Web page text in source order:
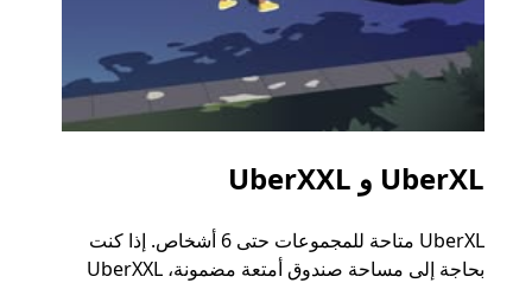
UberXL و UberXXL
UberXL متاحة للمجموعات حتى 6 أشخاص. إذا كنت
بحاجة إلى مساحة صندوق أمتعة مضمونة، UberXXL